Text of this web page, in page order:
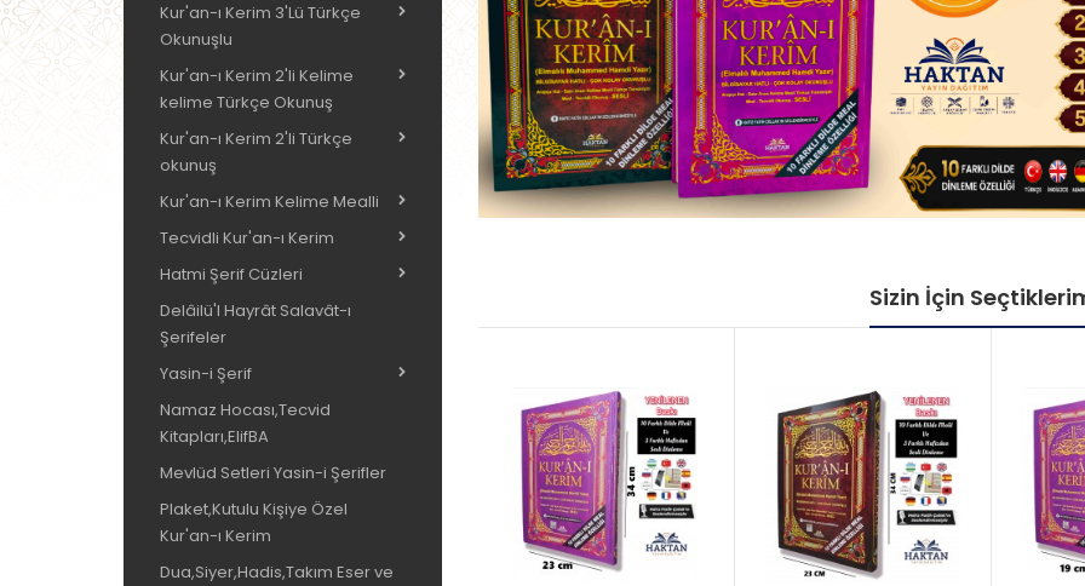
Kur'an-ı Kerim 3'Lü Türkçe
Okunuşlu
Kur'an-ı Kerim 2'li Kelime
kelime Türkçe Okunuş
Kur'an-ı Kerim 2'li Türkçe
okunuş
Kur'an-ı Kerim Kelime Mealli
Tecvidli Kur'an-ı Kerim
Hatmi Şerif Cüzleri
Delâilü'l Hayrât Salavât-ı
Şerifeler
Yasin-i Şerif
Namaz Hocası,Tecvid
Kitapları,ElifBA
Mevlüd Setleri Yasin-i Şerifler
Plaket,Kutulu Kişiye Özel
Kur'an-ı Kerim
Dua,Siyer,Hadis,Takım Eser ve
Sizin İçin